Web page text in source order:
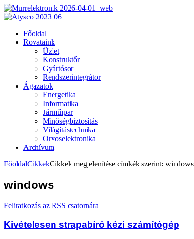
Főoldal
Rovataink
Üzlet
Konstruktőr
Gyártósor
Rendszerintegrátor
Ágazatok
Energetika
Informatika
Járműipar
Minőségbiztosítás
Világítástechnika
Orvoselektronika
Archívum
FőoldalCikkekCikkek megjelenítése címkék szerint: windows
windows
Feliratkozás az RSS csatornára
Kivételesen strapabíró kézi számítógép